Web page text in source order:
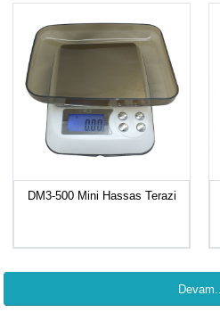
DM3-500 Mini Hassas Terazi
Devam...